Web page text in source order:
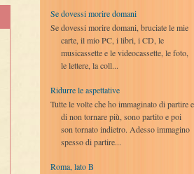
Se dovessi morire domani
Se dovessi morire domani, bruciate le mie
carte, il mio PC, i libri, i CD, le
musicassette e le videocassette, le foto,
le lettere, la coll...
Ridurre le aspettative
Tutte le volte che ho immaginato di partire e
di non tornare più, sono partito e poi
son tornato indietro. Adesso immagino
spesso di partire...
Roma, lato B